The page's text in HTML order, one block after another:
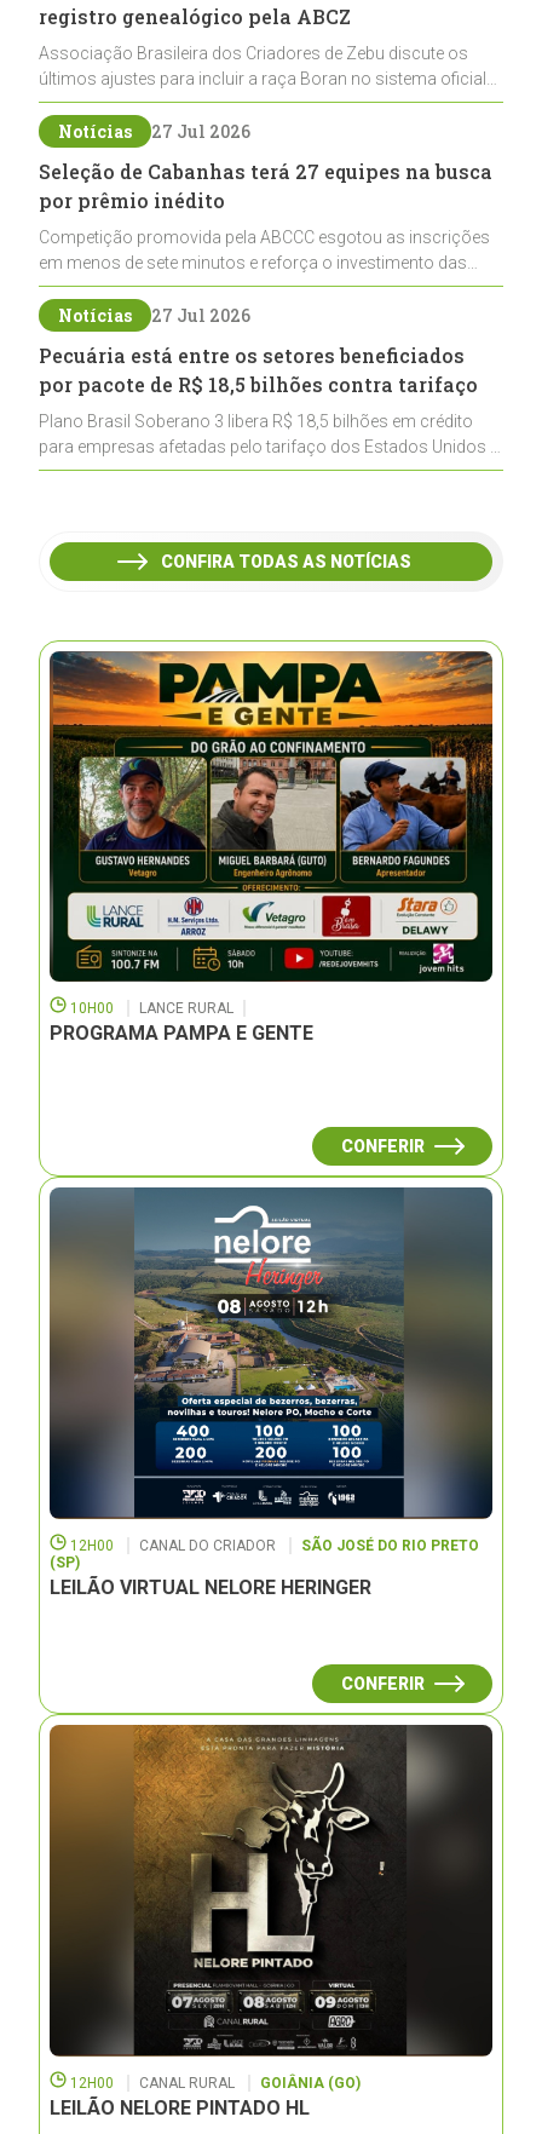
registro genealógico pela ABCZ
Associação Brasileira dos Criadores de Zebu discute os
últimos ajustes para incluir a raça Boran no sistema oficial
de registros, abrindo caminho para sua expansão na
pecuária nacional
Notícias 27 Jul 2026
Seleção de Cabanhas terá 27 equipes na busca
por prêmio inédito
Competição promovida pela ABCCC esgotou as inscrições
em menos de sete minutos e reforça o investimento das
cabanhas na seleção genética de Cavalos Crioulos voltados
ao laço
Notícias 27 Jul 2026
Pecuária está entre os setores beneficiados
por pacote de R$ 18,5 bilhões contra tarifaço
Plano Brasil Soberano 3 libera R$ 18,5 bilhões em crédito
para empresas afetadas pelo tarifaço dos Estados Unidos e
inclui a pecuária entre os setores estratégicos
CONFIRA TODAS AS NOTÍCIAS
10H00 LANCE RURAL
PROGRAMA PAMPA E GENTE
CONFERIR
12H00 CANAL DO CRIADOR
SÃO JOSÉ DO RIO PRETO
(SP)
LEILÃO VIRTUAL NELORE HERINGER
CONFERIR
12H00 CANAL RURAL GOIÂNIA (GO)
LEILÃO NELORE PINTADO HL